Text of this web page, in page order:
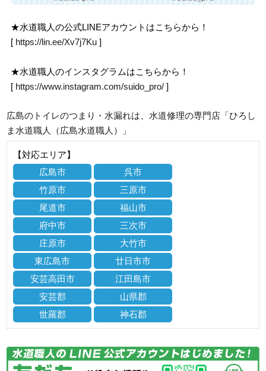
★水道職人の公式LINEアカウントはこちらから！
[ https://lin.ee/Xv7j7Ku ]
★水道職人のインスタグラムはこちらから！
[ https://www.instagram.com/suido_pro/ ]
広島のトイレのつまり・水漏れは、水道修理の専門店「ひろし
ま水道職人（広島水道職人）」
【対応エリア】
広島市
呉市
竹原市
三原市
尾道市
福山市
府中市
三次市
庄原市
大竹市
東広島市
廿日市市
安芸高田市
江田島市
安芸郡
山県郡
世羅郡
神石郡